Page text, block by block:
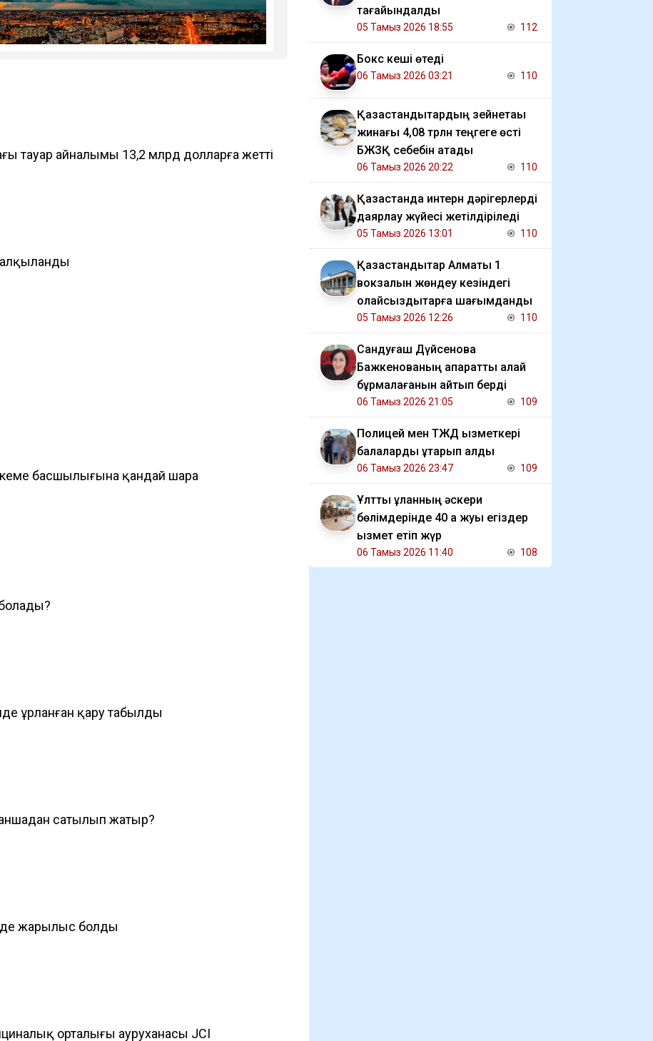
тауар айналымы 13,2 млрд долларға жетті
басшылығына қандай шара
ұрланған қару табылды
сатылып жатыр?
жарылыс болды
орталығы ауруханасы JCI
тағайындалды
05 Тамыз 2026 18:55 112
Бокс кеші өтеді
06 Тамыз 2026 03:21 110
Қазақстандықтардың зейнетақы
жинағы 4,08 трлн теңгеге өсті
БЖЗҚ себебін атады
06 Тамыз 2026 20:22 110
Қазақстанда интерн дәрігерлерді
даярлау жүйесі жетілдіріледі
05 Тамыз 2026 13:01 110
Қазақстандықтар Алматы 1
вокзалын жөндеу кезіндегі
қолайсыздықтарға шағымданды
05 Тамыз 2026 12:26 110
Сандуғаш Дүйсенова
Бажкенованың ақпаратты қалай
бұрмалағанын айтып берді
06 Тамыз 2026 21:05 109
Полицей мен ТЖД қызметкері
балаларды құтқарып қалды
06 Тамыз 2026 23:47 109
Ұлттық ұланның әскери
бөлімдерінде 40 қа жуық егіздер
қызмет етіп жүр
06 Тамыз 2026 11:40 108